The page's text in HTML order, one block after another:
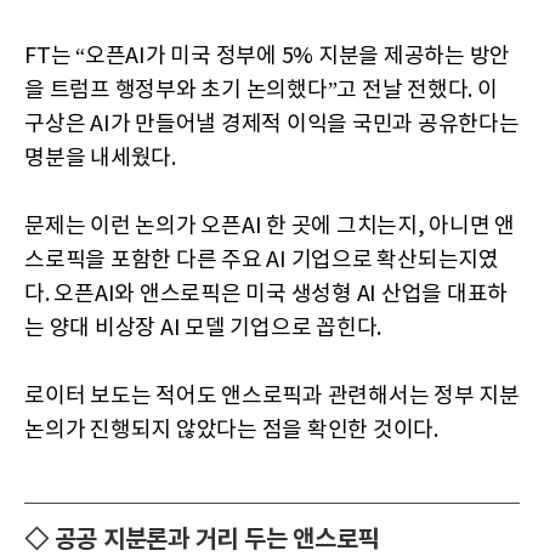
FT는 “오픈AI가 미국 정부에 5% 지분을 제공하는 방안
을 트럼프 행정부와 초기 논의했다”고 전날 전했다. 이
구상은 AI가 만들어낼 경제적 이익을 국민과 공유한다는
명분을 내세웠다.
문제는 이런 논의가 오픈AI 한 곳에 그치는지, 아니면 앤
스로픽을 포함한 다른 주요 AI 기업으로 확산되는지였
다. 오픈AI와 앤스로픽은 미국 생성형 AI 산업을 대표하
는 양대 비상장 AI 모델 기업으로 꼽힌다.
로이터 보도는 적어도 앤스로픽과 관련해서는 정부 지분
논의가 진행되지 않았다는 점을 확인한 것이다.
◇ 공공 지분론과 거리 두는 앤스로픽